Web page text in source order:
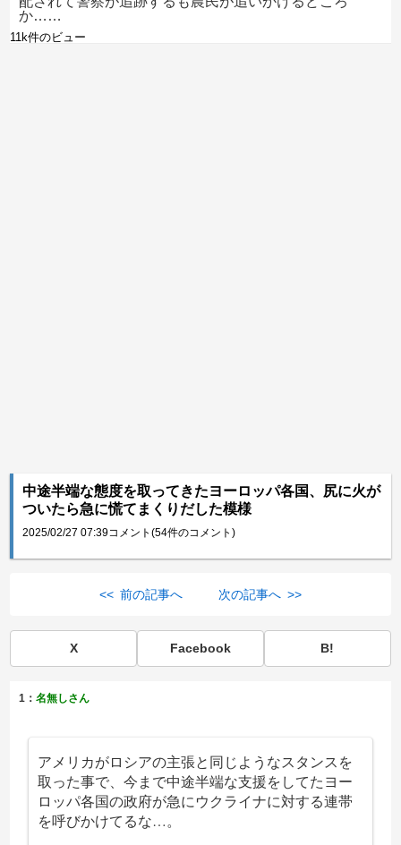
か……
11k件のビュー
中途半端な態度を取ってきたヨーロッパ各国、尻に火が
ついたら急に慌てまくりだした模様
2025/02/27 07:39コメント(54件のコメント)
<< 前の記事へ 次の記事へ >>
X Facebook B!
1：名無しさん
アメリカがロシアの主張と同じようなスタンスを
取った事で、今まで中途半端な支援をしてたヨー
ロッパ各国の政府が急にウクライナに対する連帯
を呼びかけてるな…。